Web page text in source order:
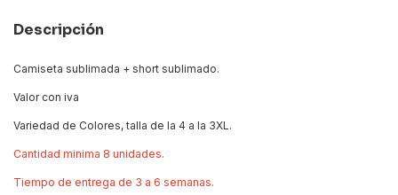
Descripción
Camiseta sublimada + short sublimado.
Valor con iva
Variedad de Colores, talla de la 4 a la 3XL.
Cantidad minima 8 unidades.
Tiempo de entrega de 3 a 6 semanas.